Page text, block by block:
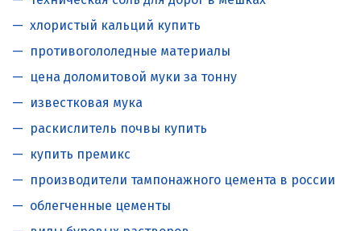
хлористый кальций купить
противогололедные материалы
цена доломитовой муки за тонну
известковая мука
раскислитель почвы купить
купить премикс
производители тампонажного цемента в россии
облегченные цементы